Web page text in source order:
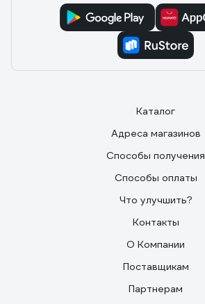
Каталог
Адреса магазинов
Способы получения
Способы оплаты
Что улучшить?
Контакты
О Компании
Поставщикам
Партнерам